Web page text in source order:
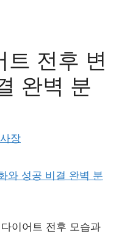
트 전후 변
완벽 분
장
이어트 전후 모습과